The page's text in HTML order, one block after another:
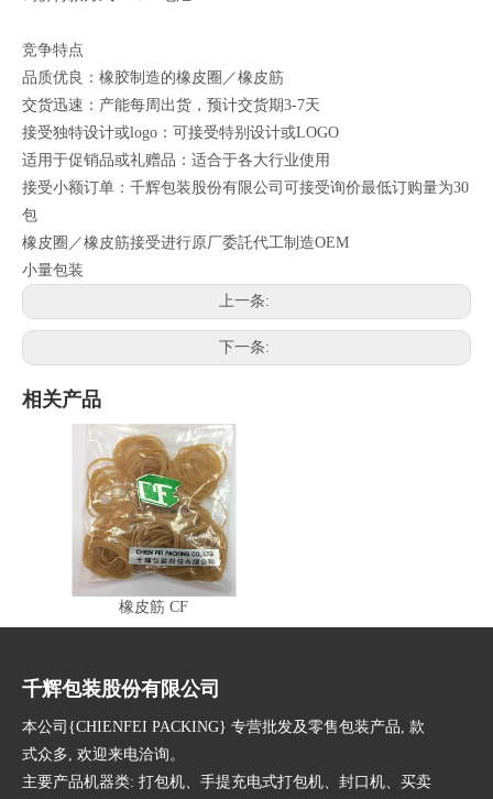
竞争特点
品质优良：橡胶制造的橡皮圈／橡皮筋
交货迅速：产能每周出货，预计交货期3-7天
接受独特设计或logo：可接受特别设计或LOGO
适用于促销品或礼赠品：适合于各大行业使用
接受小额订单：千辉包装股份有限公司可接受询价最低订购量为30
包
橡皮圈／橡皮筋接受进行原厂委託代工制造OEM
小量包装
上一条:
下一条:
相关产品
橡皮筋 CF
千辉包装股份有限公司
本公司{CHIENFEI PACKING} 专营批发及零售包装产品, 款
式众多, 欢迎来电洽询。
主要产品机器类: 打包机、手提充电式打包机、封口机、买卖